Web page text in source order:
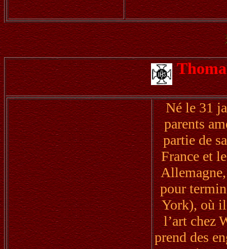
Né le 31
parents
partie de
France et
pour
York), où
l’art chez
prend des